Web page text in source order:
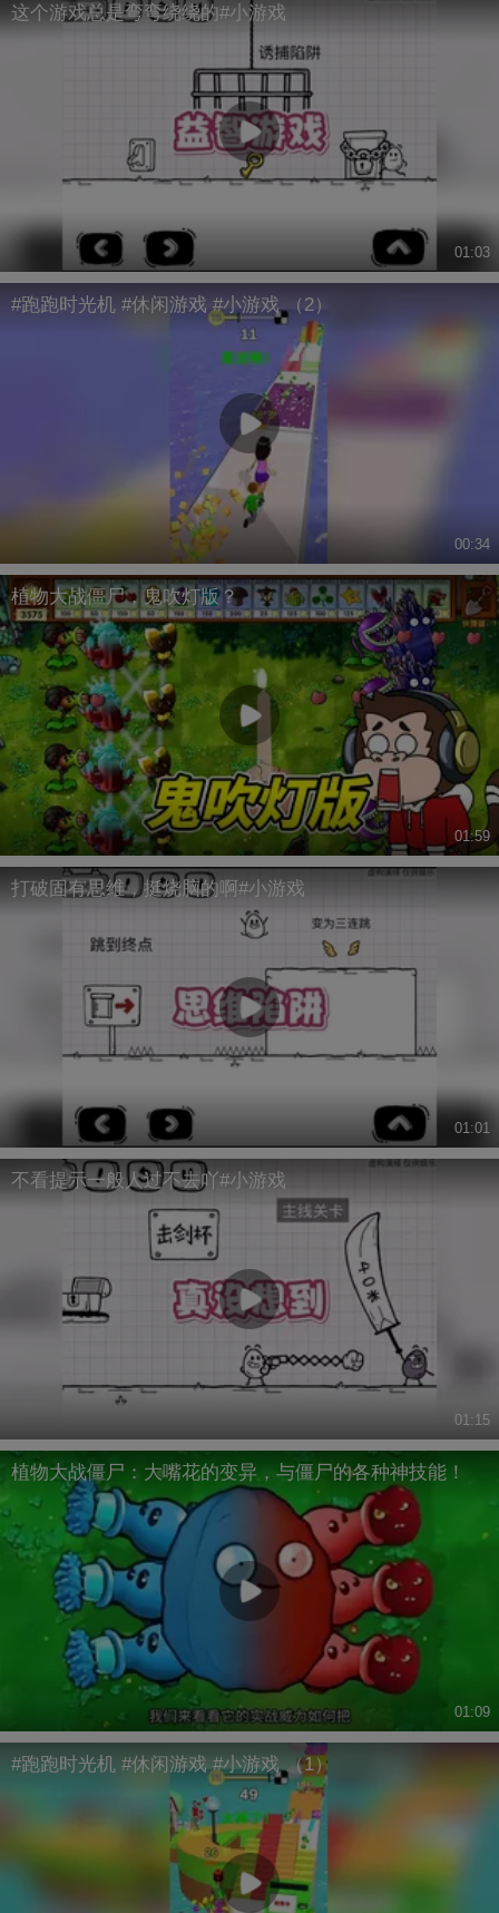
这个游戏总是弯弯绕绕的#小游戏
01:03
#跑跑时光机 #休闲游戏 #小游戏 （2）
00:34
植物大战僵尸，鬼吹灯版？
01:59
打破固有思维，挺烧脑的啊#小游戏
01:01
不看提示一般人过不去吖#小游戏
01:15
植物大战僵尸：大嘴花的变异，与僵尸的各种神技能！
01:09
#跑跑时光机 #休闲游戏 #小游戏 （1）